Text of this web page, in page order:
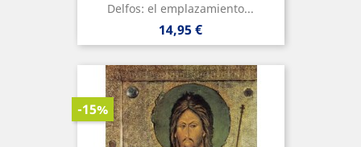
Delfos: el emplazamiento...
Precio
14,95 €
-15%